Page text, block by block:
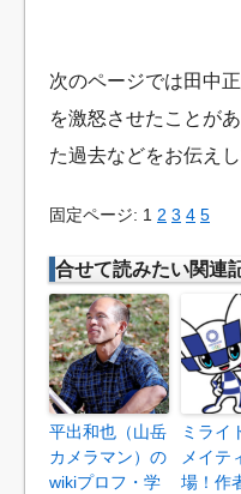
次のページでは田中
を激怒させたことが
た過去などをお伝え
固定ページ: 1 2 3 4 5
合せて読みたい関連
平出和也（山岳
カメラマン）の
wikiプロフ・学
ミライ
メイテ
場！作